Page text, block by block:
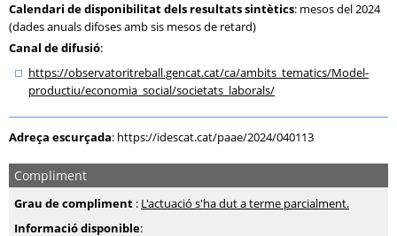
Calendari de disponibilitat dels resultats sintètics: mesos del 2024
(dades anuals difoses amb sis mesos de retard)
Canal de difusió:
https://observatoritreball.gencat.cat/ca/ambits_tematics/Model-
productiu/economia_social/societats_laborals/
Adreça escurçada: https://idescat.cat/paae/2024/040113
Compliment
Grau de compliment : L'actuació s'ha dut a terme parcialment.
Informació disponible: